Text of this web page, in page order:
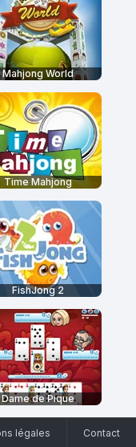
Mahjong World
Time Mahjong
FishJong 2
Dame de Pique
légales Contact